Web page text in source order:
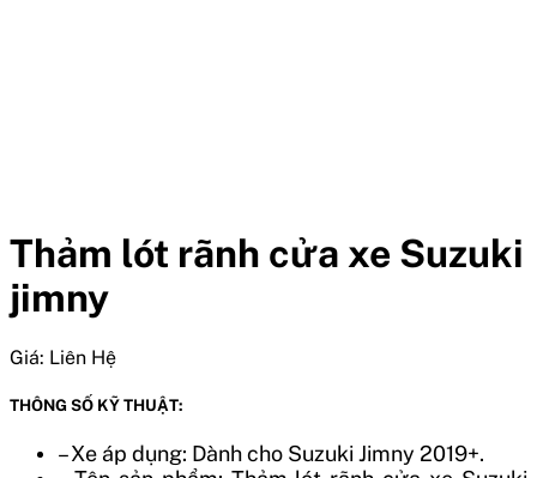
Thảm lót rãnh cửa xe Suzuki
jimny
Giá: Liên Hệ
THÔNG SỐ KỸ THUẬT:
– Xe áp dụng: Dành cho Suzuki Jimny 2019+.